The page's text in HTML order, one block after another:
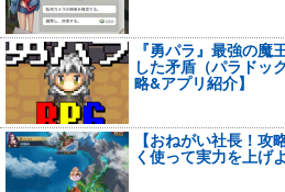
『勇パラ』最強の
した矛盾（パラドッ
略&アプリ紹介】
【おねがい社長！攻
く使って実力を上げ